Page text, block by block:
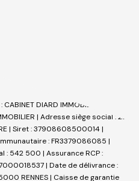
DIARD IMMOBILIER _ VITRE
| Adresse siège social : 23
| Siret : 37908608500014 |
: FR3379086085 |
: 542 500 | Assurance RCP :
| Date de délivrance :
RENNES | Caisse de garantie